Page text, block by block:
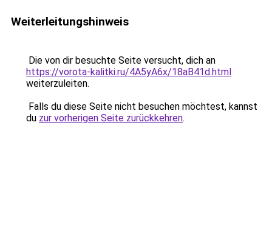
Weiterleitungshinweis
Die von dir besuchte Seite versucht, dich an
https://vorota-kalitki.ru/4A5yA6x/18aB41d.html
weiterzuleiten.
Falls du diese Seite nicht besuchen möchtest, kannst
du zur vorherigen Seite zurückkehren.